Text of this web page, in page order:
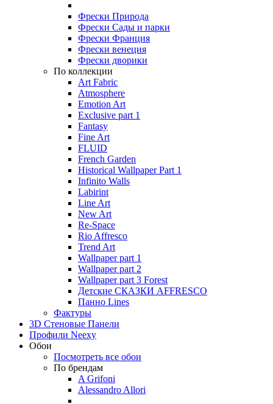
Фрески Природа
Фрески Сады и парки
Фрески Франция
Фрески венеция
Фрески дворики
По коллекции
Art Fabric
Atmosphere
Emotion Art
Exclusive part 1
Fantasy
Fine Art
FLUID
French Garden
Historical Wallpaper Part 1
Infinito Walls
Labirint
Line Art
New Art
Re-Space
Rio Affresco
Trend Art
Wallpaper part 1
Wallpaper part 2
Wallpaper part 3 Forest
Детские СКАЗКИ AFFRESCO
Панно Lines
Фактуры
3D Стеновые Панели
Профили Neexy
Обои
Посмотреть все обои
По брендам
A Grifoni
Alessandro Allori